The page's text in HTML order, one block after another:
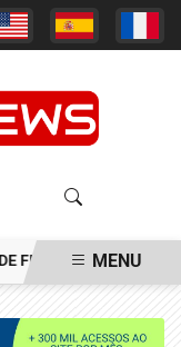
JOÃO ALÉCIO
MENU